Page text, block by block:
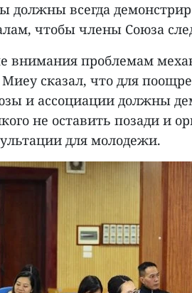
должны всегда
чтобы члены Союза
внимания проблемам
сказал, что для
и ассоциации должны
не оставить позади и
для молодежи.